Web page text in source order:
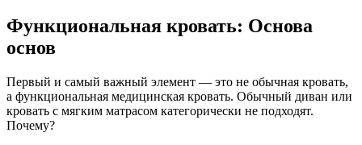
Функциональная кровать: Основа
основ
Первый и самый важный элемент — это не обычная кровать,
а функциональная медицинская кровать. Обычный диван или
кровать с мягким матрасом категорически не подходят.
Почему?